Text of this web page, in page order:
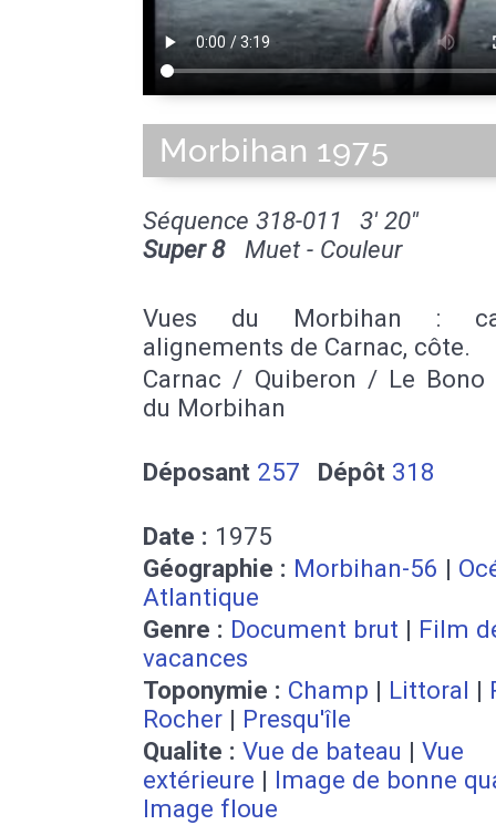
Morbihan 1975
Séquence 318-011
3' 20''
Super 8Muet - Couleur
Vues du Morbihan :
alignements de Carnac, côte.
Carnac / Quiberon / Le
du Morbihan
Déposant 257 Dépôt 318
Date : 1975
Géographie : Morbihan-56 |
Atlantique
Genre : Document brut | Film
vacances
Toponymie : Champ | Littoral |
Rocher | Presqu'île
Qualite : Vue de bateau | Vue
extérieure | Image de bonne
Image floue